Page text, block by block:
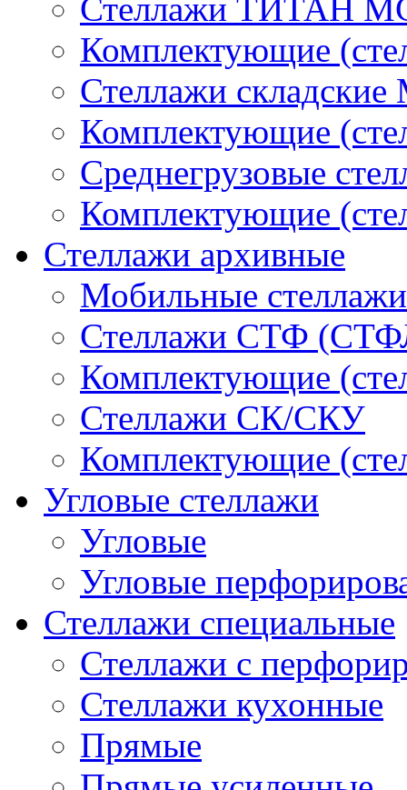
Стеллажи ТИТАН
Комплектующие
Стеллажи
Комплектующие
Среднегрузовые
Комплектующие
Стеллажи архивные
Мобильные
Стеллажи СТФ
Комплектующие
Стеллажи СК/СКУ
Комплектующие
Угловые стеллажи
Угловые
Угловые
Стеллажи специальные
Стеллажи с
Стеллажи кухонные
Прямые